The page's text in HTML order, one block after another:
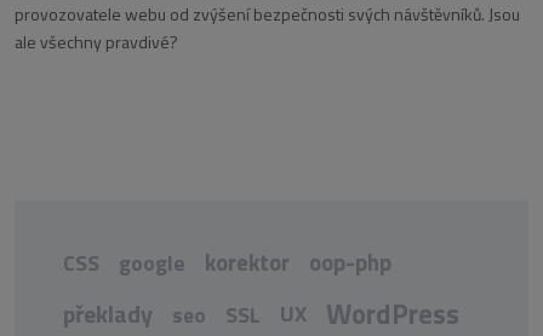
provozovatele webu od zvýšení bezpečnosti svých návštěvníků. Jsou
ale všechny pravdivé?
CSS google korektor oop-php
překlady seo SSL UX WordPress